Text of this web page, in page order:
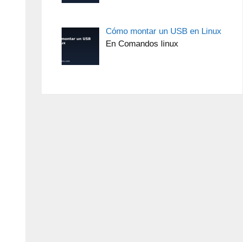
Cómo montar un USB en Linux
En Comandos linux